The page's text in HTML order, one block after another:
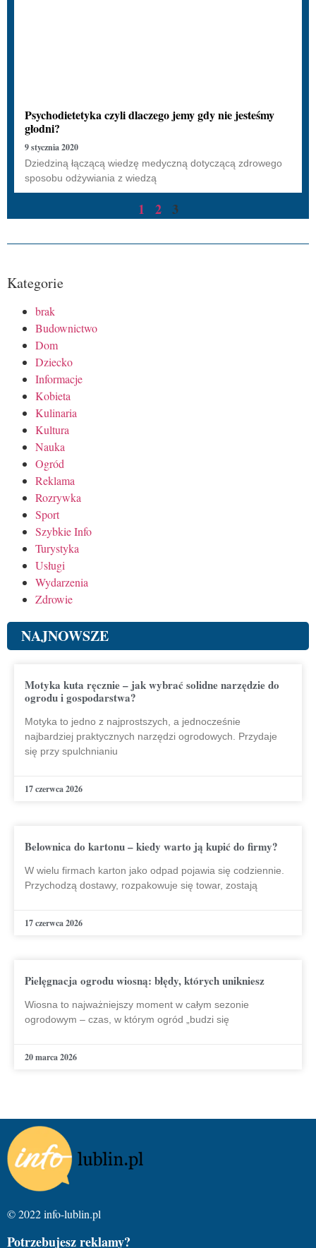
Psychodietetyka czyli dlaczego jemy gdy nie jesteśmy
głodni?
9 stycznia 2020
Dziedziną łączącą wiedzę medyczną dotyczącą zdrowego
sposobu odżywiania z wiedzą
1 2 3
Kategorie
brak
Budownictwo
Dom
Dziecko
Informacje
Kobieta
Kulinaria
Kultura
Nauka
Ogród
Reklama
Rozrywka
Sport
Szybkie Info
Turystyka
Usługi
Wydarzenia
Zdrowie
NAJNOWSZE
Motyka kuta ręcznie – jak wybrać solidne narzędzie do
ogrodu i gospodarstwa?
Motyka to jedno z najprostszych, a jednocześnie
najbardziej praktycznych narzędzi ogrodowych. Przydaje
się przy spulchnianiu
17 czerwca 2026
Belownica do kartonu – kiedy warto ją kupić do firmy?
W wielu firmach karton jako odpad pojawia się codziennie.
Przychodzą dostawy, rozpakowuje się towar, zostają
17 czerwca 2026
Pielęgnacja ogrodu wiosną: błędy, których unikniesz
Wiosna to najważniejszy moment w całym sezonie
ogrodowym – czas, w którym ogród „budzi się
20 marca 2026
© 2022 info-lublin.pl
Potrzebujesz reklamy?